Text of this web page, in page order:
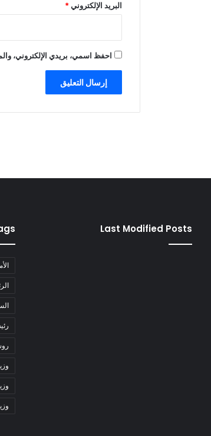
البريد الإلكتروني*
احفظ اسمي، بريدي الإلكتروني،
Last Modified Posts